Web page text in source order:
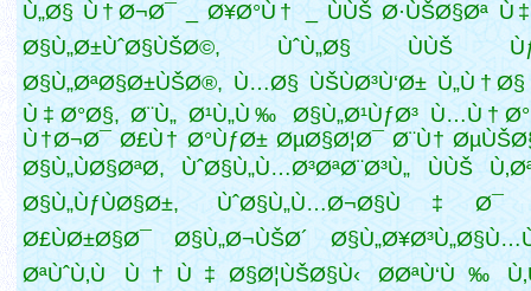
Ù„Ø§ Ù†Ø¬Ø¯ _ Ø¥Ø°Ù† _ ÙÙŠ Ø·ÙŠØ§Øª
Ø§Ù„Ø±ÙˆØ§ÙŠØ©, ÙˆÙ„Ø§ ÙÙŠ
Ø§Ù„ØªØ§Ø±ÙŠØ®, Ù…Ø§ ÙŠÙØ³Ù‘Ø± Ù„Ù†Ø§
Ù‡Ø°Ø§, Ø¨Ù„ Ø¹Ù„Ù‰ Ø§Ù„Ø¹ÙƒØ³ Ù…Ù†
Ù†Ø¬Ø¯ Ø£Ù† Ø°ÙƒØ± ØµØ§Ø¦Ø¯ Ø¨Ù†
Ø§Ù„ÙØ§ØªØ­, ÙˆØ§Ù„Ù…Ø³ØªØ¨Ø³Ù„ ÙÙŠ
Ø§Ù„ÙƒÙØ§Ø±, ÙˆØ§Ù„Ù…Ø¬Ø§Ù‡Ø¯
Ø£ÙØ±Ø§Ø¯ Ø§Ù„Ø¬ÙŠØ´
ØªÙˆÙ‚Ù Ù†Ù‡Ø§Ø¦ÙŠØ§Ù‹ Ø­ØªÙ‘Ù‰